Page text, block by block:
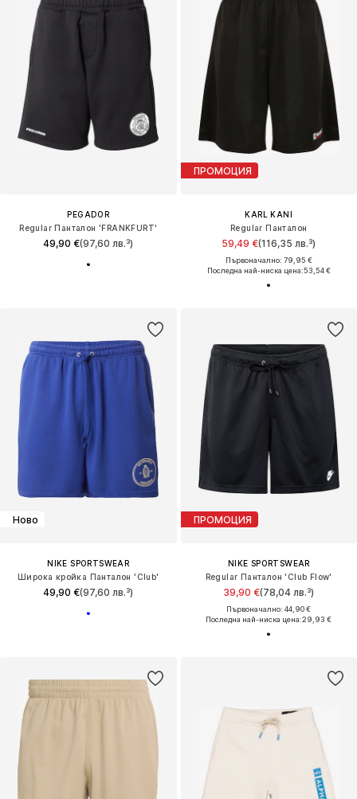
PEGADOR
Regular Панталон 'FRANKFURT'
49,90 €(97,60 лв.³)
ПРОМОЦИЯ
KARL KANI
Regular Панталон
59,49 €(116,35 лв.³)
Първоначално: 79,95 €
Последна най-ниска цена:53,54 €
Ново
NIKE SPORTSWEAR
Широка кройка Панталон 'Club'
49,90 €(97,60 лв.³)
ПРОМОЦИЯ
NIKE SPORTSWEAR
Regular Панталон 'Club Flow'
39,90 €(78,04 лв.³)
Първоначално: 44,90 €
Последна най-ниска цена:29,93 €